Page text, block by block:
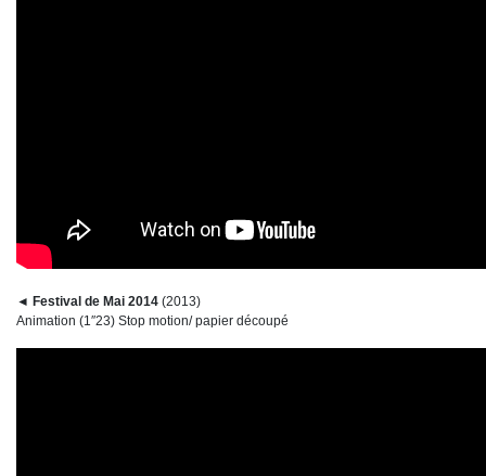
◄ Festival de Mai 2014 (2013)
Animation (1″23) Stop motion/ papier découpé